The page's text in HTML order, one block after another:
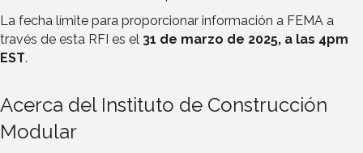
La fecha límite para proporcionar información a FEMA a
través de esta RFI es el 31 de marzo de 2025, a las 4pm
EST.
Acerca del Instituto de Construcción
Modular